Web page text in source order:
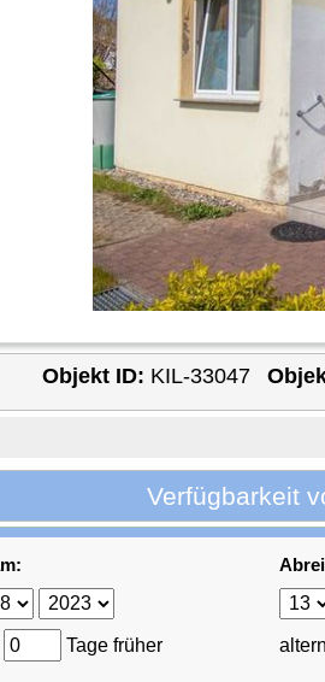
Objekt ID: KIL-33047
Verfügbarkeit
Tage früher